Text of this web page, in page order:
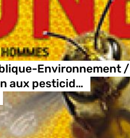
Environnement /
aux pesticid…